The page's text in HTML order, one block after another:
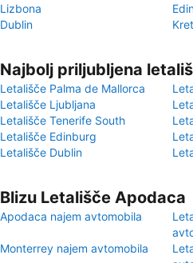
Lizbona
Dublin
Najbolj priljubljena
Letališče Palma de Mallorca
Letališče Ljubljana
Letališče Tenerife South
Letališče Edinburg
Letališče Dublin
Blizu Letališče
Apodaca najem avtomobila
Monterrey najem avtomobila